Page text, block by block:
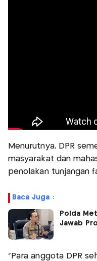
Menurutnya, DPR
masyarakat dan
penolakan tunjangan
Baca Juga :
Polda
Jawab
“Para anggota DPR